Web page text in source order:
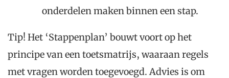
onderdelen maken binnen een stap.
Tip! Het ‘Stappenplan’ bouwt voort op het
principe van een toetsmatrijs, waaraan regels
met vragen worden toegevoegd. Advies is om